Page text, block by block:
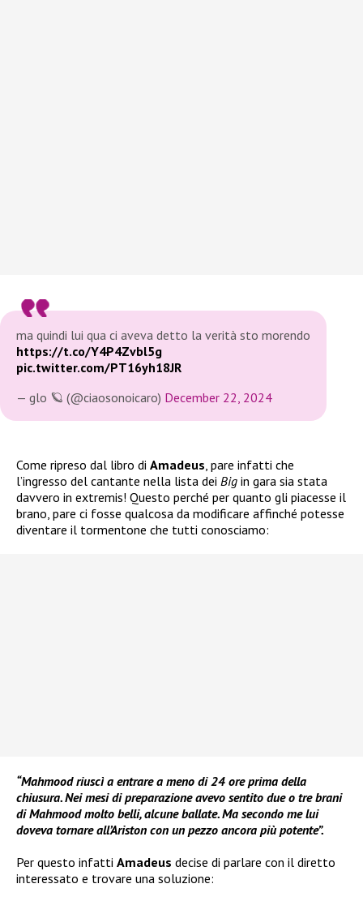
ma quindi lui qua ci aveva detto la verità sto morendo
https://t.co/Y4P4Zvbl5g
pic.twitter.com/PT16yh18JR
— glo 🪐 (@ciaosonoicaro) December 22, 2024
Come ripreso dal libro di Amadeus , pare infatti che
l’ingresso del cantante nella lista dei Big in gara sia stata
davvero in extremis! Questo perché per quanto gli piacesse il
brano, pare ci fosse qualcosa da modificare affinché potesse
diventare il tormentone che tutti conosciamo:
“Mahmood riuscì a entrare a meno di 24 ore prima della
chiusura. Nei mesi di preparazione avevo sentito due o tre brani
di Mahmood molto belli, alcune ballate. Ma secondo me lui
doveva tornare all’Ariston con un pezzo ancora più potente”.
Per questo infatti Amadeus decise di parlare con il diretto
interessato e trovare una soluzione: